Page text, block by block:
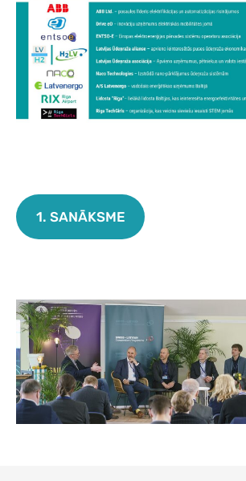
1. SANĀKSME